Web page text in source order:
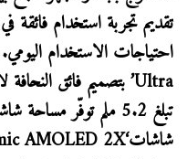
تقديم تجربة استخدام فائقة
تبلغ 5.2 ملم توفّر